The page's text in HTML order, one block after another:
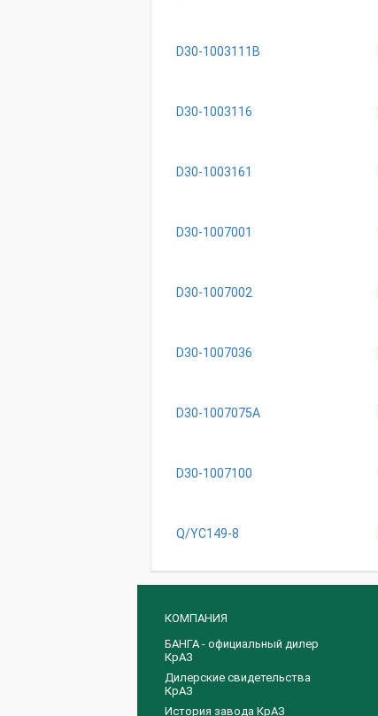
D30-1003111B
D30-1003116
D30-1003161
D30-1007001
D30-1007002
D30-1007036
D30-1007075A
D30-1007100
Q/YC149-8
КОМПАНИЯ
БАНГА - официальный дилер
КрАЗ
Дилерские свидетельства
КрАЗ
История завода КрАЗ